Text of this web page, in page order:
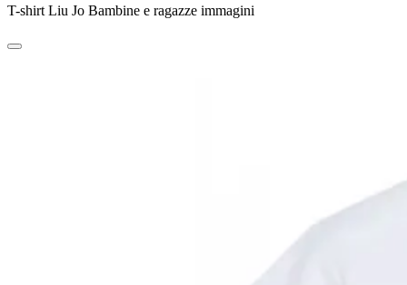
T-shirt Liu Jo Bambine e ragazze immagini